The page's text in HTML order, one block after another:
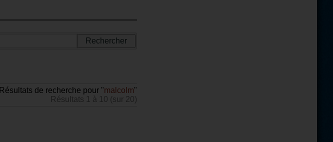
Résultats de recherche pour "malcolm"
Résultats 1 à 10 (sur 20)